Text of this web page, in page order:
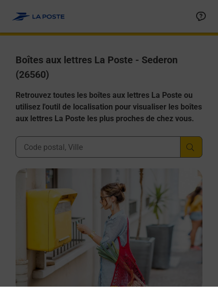
Boîtes aux lettres La Poste - Sederon
(26560)
Retrouvez toutes les boîtes aux lettres La Poste ou
utilisez l'outil de localisation pour visualiser les boîtes
aux lettres La Poste les plus proches de chez vous.
Ville, Département, Code Postal